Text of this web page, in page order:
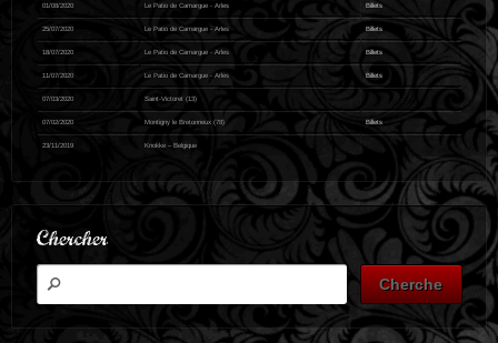
01/08/2020 Le Patio de Camargue - Arles Billets
25/07/2020 Le Patio de Camargue - Arles Billets
18/07/2020 Le Patio de Camargue - Arles Billets
11/07/2020 Le Patio de Camargue - Arles Billets
07/03/2020 Saint-Victoret (13)
07/02/2020 Montigny le Bretonneux (78) Billets
23/11/2019 Knokke – Belgique
Chercher